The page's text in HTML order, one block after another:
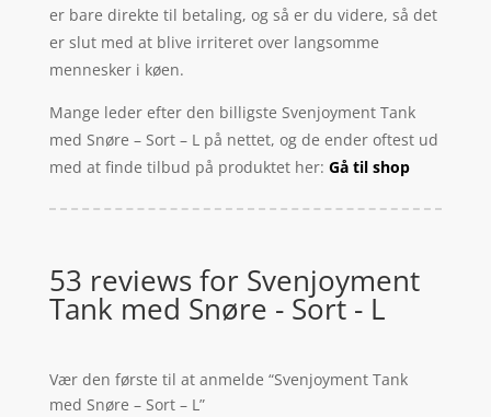
er bare direkte til betaling, og så er du videre, så det
er slut med at blive irriteret over langsomme
mennesker i køen.
Mange leder efter den billigste Svenjoyment Tank
med Snøre – Sort – L på nettet, og de ender oftest ud
med at finde tilbud på produktet her: Gå til shop
53 reviews for Svenjoyment
Tank med Snøre - Sort - L
Vær den første til at anmelde “Svenjoyment Tank
med Snøre – Sort – L”